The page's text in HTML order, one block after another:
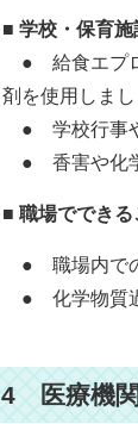
■ 学校・保育
● 給食エプロ
剤を使用しまし
● 学校行事や
● 香害や化学
■ 職場でできる
● 職場内での
● 化学物質過
4 医療機関